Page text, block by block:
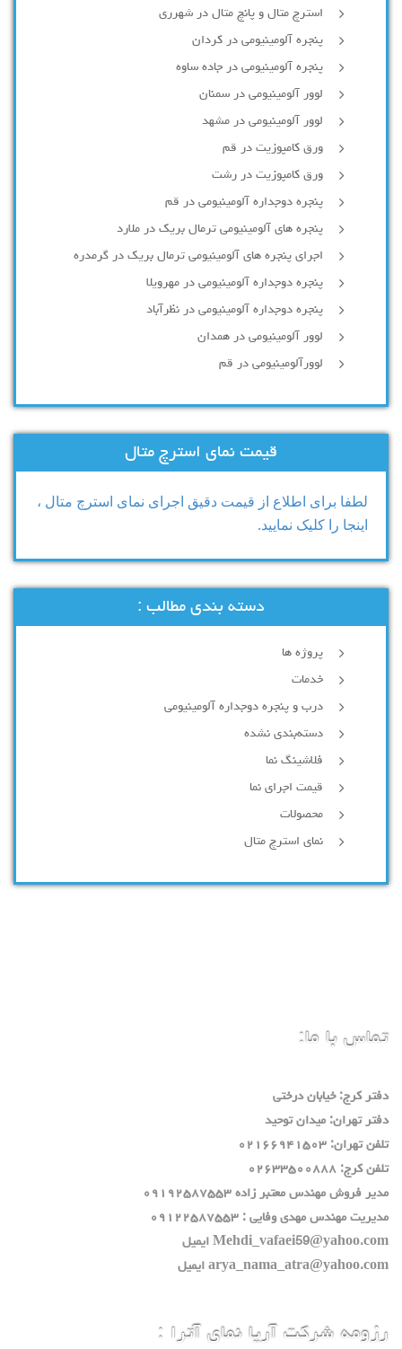
استرچ متال و پانچ متال در شهرری
پنجره آلومینیومی در کردان
پنجره آلومینیومی در جاده ساوه
لوور آلومینیومی در سمنان
لوور آلومینیومی در مشهد
ورق کامپوزیت در قم
ورق کامپوزیت در رشت
پنجره دوجداره آلومينيومی در قم
پنجره های آلومینیومی ترمال بریک در ملارد
اجرای پنجره های آلومینیومی ترمال بریک در گرمدره
پنجره دوجداره آلومینیومی در مهرویلا
پنجره دوجداره آلومینیومی در نظرآباد
لوور آلومینیومی در همدان
لوورآلومینیومی در قم
قیمت نمای استرچ متال
لطفا برای اطلاع از قیمت دقیق اجرای نمای استرچ متال ،
اینجا را کلیک نمایید.
دسته بندی مطالب :
پروژه ها
خدمات
درب و پنجره دوجداره آلومینیومی
دسته‌بندی نشده
فلاشینگ نما
قیمت اجرای نما
محصولات
نمای استرچ متال
تماس با ما:
دفتر كرج: خيابان درختي
دفتر تهران: ميدان توحيد
تلفن تهران: ٠٢١٦٦٩٤١٥٠٣
تلفن كرج: ٠٢٦٣٣٥٠٠٨٨٨
مدير فروش مهندس معتبر زاده ٠٩١٩٢٥٨٧٥٥٣
مديريت مهندس مهدي وفايي : ٠٩١٢٢٥٨٧٥٥٣
Mehdi_vafaei59@yahoo.com ايميل
arya_nama_atra@yahoo.com ايميل
رزومه شرکت آریا نمای آترا :